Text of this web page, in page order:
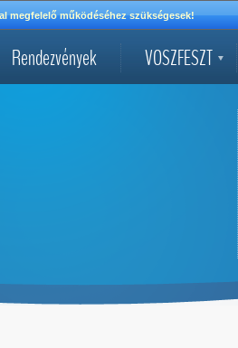
megfelelő működéséhez szükségesek!
Rendezvények VOSZFESZT